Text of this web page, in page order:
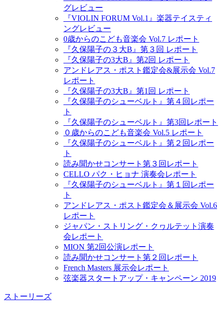
グレビュー
『VIOLIN FORUM Vol.1』楽器テイスティ
ングレビュー
0歳からのこども音楽会 Vol.7 レポート
『久保陽子の３大B』第３回 レポート
『久保陽子の3大B』第2回 レポート
アンドレアス・ポスト鑑定会&展示会 Vol.7
レポート
『久保陽子の3大B』第1回 レポート
『久保陽子のシューベルト』第４回レポー
ト
『久保陽子のシューベルト』第3回レポート
０歳からのこども音楽会 Vol.5 レポート
『久保陽子のシューベルト』第２回レポー
ト
読み聞かせコンサート第３回レポート
CELLO パク・ヒョナ 演奏会レポート
『久保陽子のシューベルト』第１回レポー
ト
アンドレアス・ポスト鑑定会＆展示会 Vol.6
レポート
ジャパン・ストリング・クヮルテット演奏
会レポート
MION 第2回公演レポート
読み聞かせコンサート第２回レポート
French Masters 展示会レポート
弦楽器スタートアップ・キャンペーン 2019
ストーリーズ